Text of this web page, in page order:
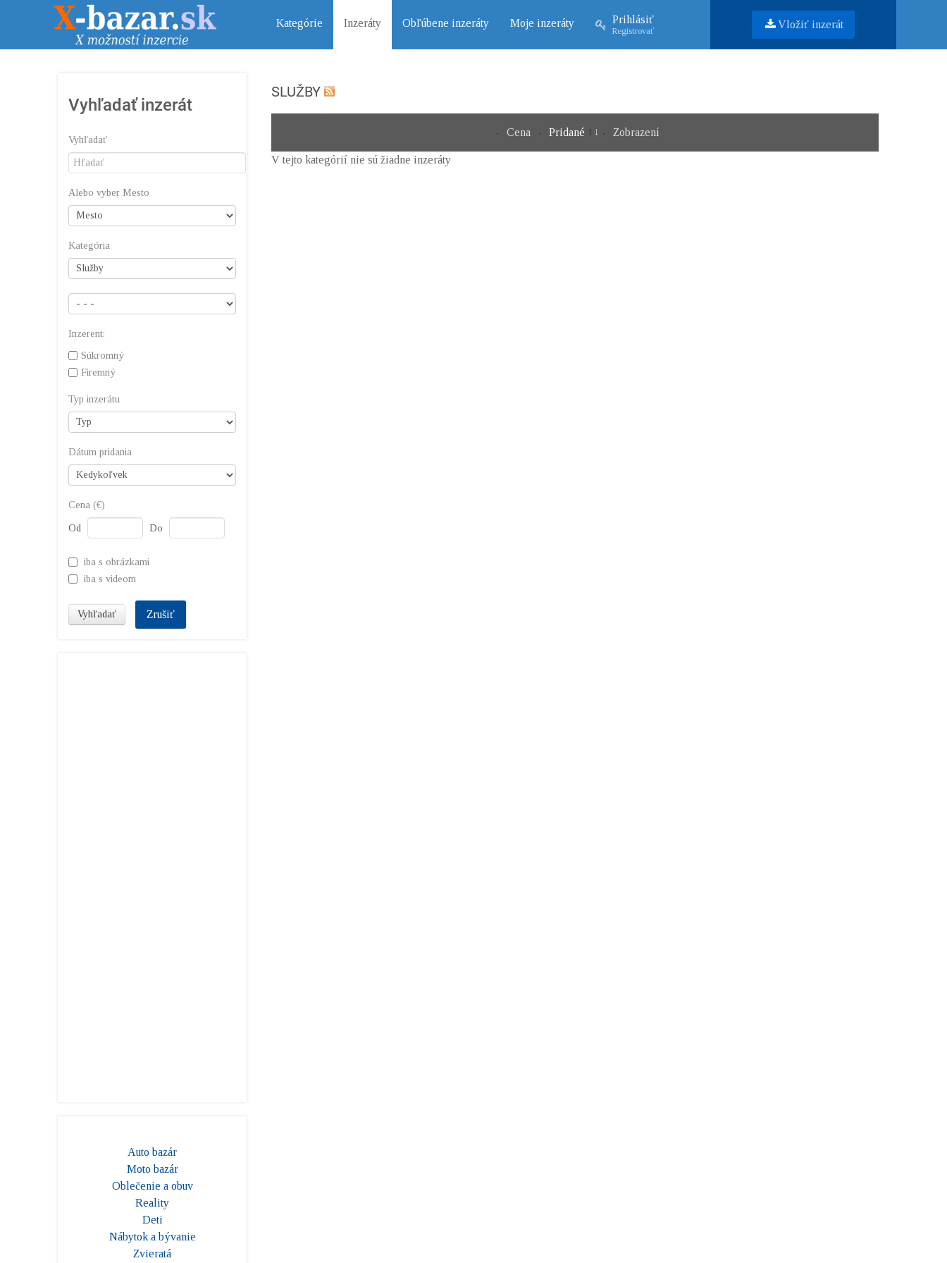
Kategórie Inzeráty Obľúbene inzeráty Moje inzeráty Prihlásiť
Registrovať
Vložiť inzerát
Vyhľadať inzerát
Vyhľadať
Alebo vyber Mesto
Kategória
Inzerent:
Súkromný
Firemný
Typ inzerátu
Dátum pridania
Cena (€)
Od Do
iba s obrázkami
iba s videom
Vyhľadať Zrušiť
Auto bazár
Moto bazár
Oblečenie a obuv
Reality
Deti
Nábytok a bývanie
Zvieratá
SLUŽBY
Cena Pridané Zobrazení
V tejto kategórií nie sú žiadne inzeráty